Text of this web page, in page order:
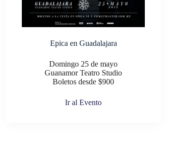
Epica en Guadalajara
Domingo 25 de mayo
Guanamor Teatro Studio
Boletos desde $900
Ir al Evento